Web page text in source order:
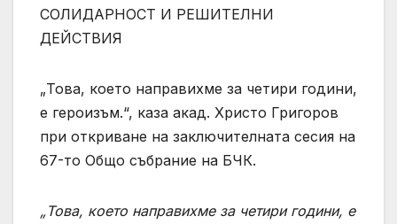
СОЛИДАРНОСТ И РЕШИТЕЛНИ
ДЕЙСТВИЯ
„Това, което направихме за четири години,
е героизъм.“, каза акад. Христо Григоров
при откриване на заключителната сесия на
67-то Общо събрание на БЧК.
„Това, което направихме за четири години, е